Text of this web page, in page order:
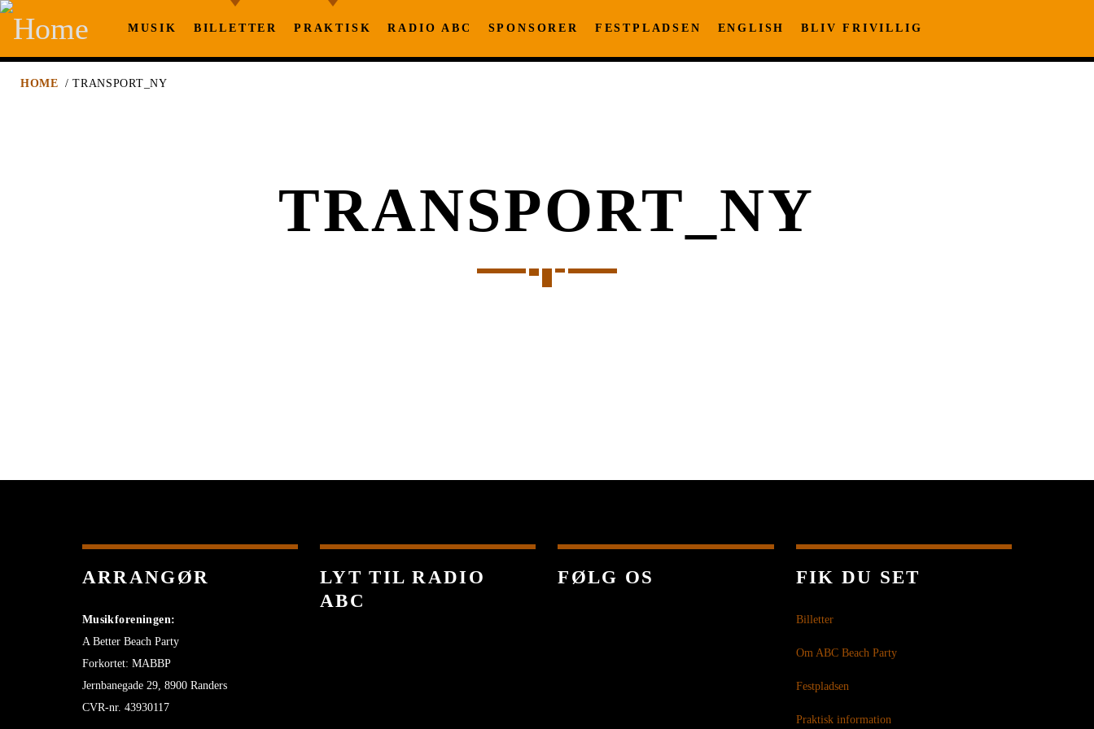
MUSIK BILLETTER PRAKTISK RADIO ABC SPONSORER FESTPLADSEN ENGLISH BLIV FRIVILLIG
HOME / TRANSPORT_NY
TRANSPORT_NY
ARRANGØR
Musikforeningen:
A Better Beach Party
Forkortet: MABBP
Jernbanegade 29, 8900 Randers
CVR-nr. 43930117
LYT TIL RADIO
ABC
FØLG OS FIK DU SET
Billetter
Om ABC Beach Party
Festpladsen
Praktisk information